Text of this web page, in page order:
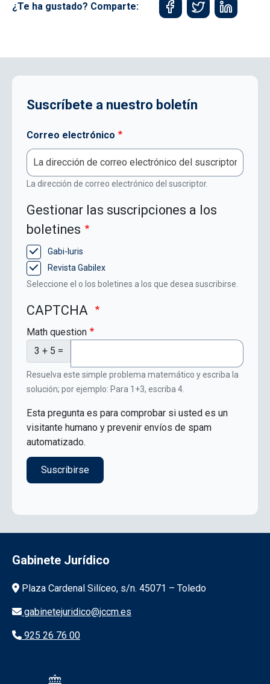
¿Te ha gustado? Comparte:
Suscríbete a nuestro boletín
Correo electrónico
La dirección de correo electrónico del suscriptor.
Gestionar las suscripciones a los
boletines
Gabi-Iuris
Revista Gabilex
Seleccione el o los boletines a los que desea suscribirse.
CAPTCHA
Math question
3 + 5 =
Resuelva este simple problema matemático y escriba la
solución; por ejemplo: Para 1+3, escriba 4.
Esta pregunta es para comprobar si usted es un
visitante humano y prevenir envíos de spam
automatizado.
Gabinete Jurídico
Información de la institución
Plaza Cardenal Silíceo, s/n. 45071 – Toledo
gabinetejuridico@jccm.es
925 26 76 00